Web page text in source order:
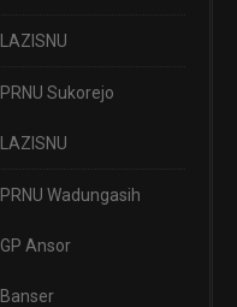
LAZISNU
PRNU Sukorejo
LAZISNU
PRNU Wadungasih
GP Ansor
Banser